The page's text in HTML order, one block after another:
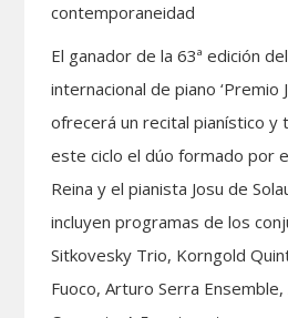
contemporaneidad
El ganador de la 63ª edición
internacional de piano ‘Premio
ofrecerá un recital pianístico y
este ciclo el dúo formado por
Reina y el pianista Josu de
incluyen programas de los
Sitkovesky Trio, Korngold
Fuoco, Arturo Serra